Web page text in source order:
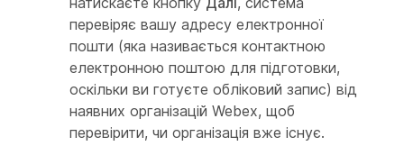
перевіряє вашу адресу електронної
пошти (яка називається контактною
електронною поштою для підготовки,
оскільки ви готуєте обліковий запис) від
наявних організацій Webex, щоб
перевірити, чи організація вже існує.